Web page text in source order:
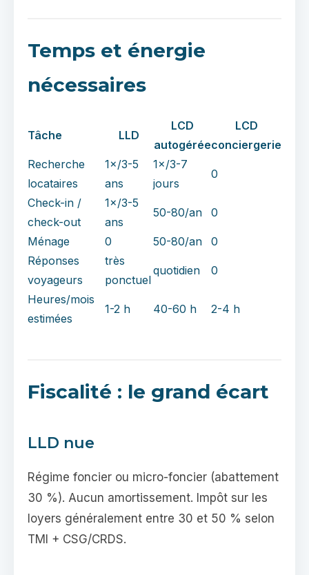
Temps et énergie
nécessaires
Tâche LLD
LCD
autogérée
LCD
conciergerie
Recherche
locataires
1×/3-5
ans
1×/3-7
jours
0
Check-in /
check-out
1×/3-5
ans
50-80/an 0
Ménage 0 50-80/an
0
Réponses
voyageurs
très
ponctuel
quotidien 0
Heures/mois
estimées
1-2 h 40-60 h 2-4 h
Fiscalité : le grand écart
LLD nue
Régime foncier ou micro-foncier (abattement
30 %). Aucun amortissement. Impôt sur les
loyers généralement entre 30 et 50 % selon
TMI + CSG/CRDS.